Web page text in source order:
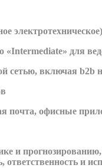
«Intermediate» для
сетью, включая b2b
почта, офисные
и
ответственность и